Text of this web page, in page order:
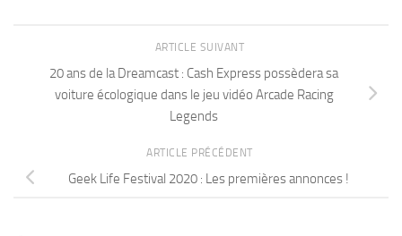
ARTICLE SUIVANT
20 ans de la Dreamcast : Cash Express possèdera sa
voiture écologique dans le jeu vidéo Arcade Racing
Legends
ARTICLE PRÉCÉDENT
Geek Life Festival 2020 : Les premières annonces !